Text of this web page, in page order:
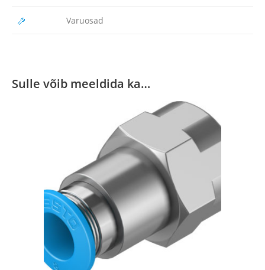
Varuosad
Sulle võib meeldida ka…